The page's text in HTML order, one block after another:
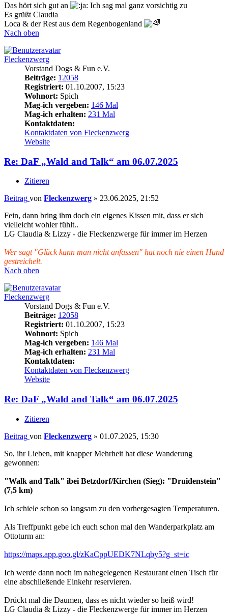
Das hört sich gut an
Ich sag mal ganz vorsichtig zu
Es grüßt Claudia
Loca & der Rest aus dem Regenbogenland
Nach oben
Fleckenzwerg
Vorstand Dogs & Fun e.V.
Beiträge: 12058
Registriert: 01.10.2007, 15:23
Wohnort: Spich
Mag-ich vergeben: 146 Mal
Mag-ich erhalten: 231 Mal
Kontaktdaten:
Kontaktdaten von Fleckenzwerg
Website
Re: DaF „Wald and Talk“ am 06.07.2025
Zitieren
Beitrag von Fleckenzwerg » 23.06.2025, 21:52
Fein, dann bring ihm doch ein eigenes Kissen mit, dass er sich
vielleicht wohler fühlt..
LG Claudia & Lizzy - die Fleckenzwerge für immer im Herzen
Wer sagt "Glück kann man nicht anfassen" hat noch nie einen Hund
gestreichelt.
Nach oben
Fleckenzwerg
Vorstand Dogs & Fun e.V.
Beiträge: 12058
Registriert: 01.10.2007, 15:23
Wohnort: Spich
Mag-ich vergeben: 146 Mal
Mag-ich erhalten: 231 Mal
Kontaktdaten:
Kontaktdaten von Fleckenzwerg
Website
Re: DaF „Wald and Talk“ am 06.07.2025
Zitieren
Beitrag von Fleckenzwerg » 01.07.2025, 15:30
So, ihr Lieben, mit knapper Mehrheit hat diese Wanderung
gewonnen:
"Walk and Talk" ibei Betzdorf/Kirchen (Sieg): "Druidenstein"
(7,5 km)
Ich schiele schon so langsam zu den vorhergesagten Temperaturen.
Als Treffpunkt gebe ich euch schon mal den Wanderparkplatz am
Ottoturm an:
https://maps.app.goo.gl/zKaCppUEDK7NLqby5?g_st=ic
Ich werde dann noch im nahegelegenen Restaurant einen Tisch für
eine abschließende Einkehr reservieren.
Drückt mal die Daumen, dass es nicht wieder so heiß wird!
LG Claudia & Lizzy - die Fleckenzwerge für immer im Herzen